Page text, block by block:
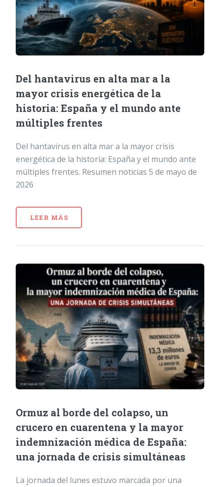
Del hantavirus en alta mar a la
mayor crisis energética de la
historia: España y el mundo ante
múltiples frentes
Del hantavirus en alta mar a la mayor crisis
energética de la historia: España y el mundo ante
múltiples frentes. Resumen noticias 5 de mayo de
2026
LEER MÁS
Ormuz al borde del colapso, un
crucero en cuarentena y la mayor
indemnización médica de España:
una jornada de crisis simultáneas
La jornada del lunes estuvo marcada por una